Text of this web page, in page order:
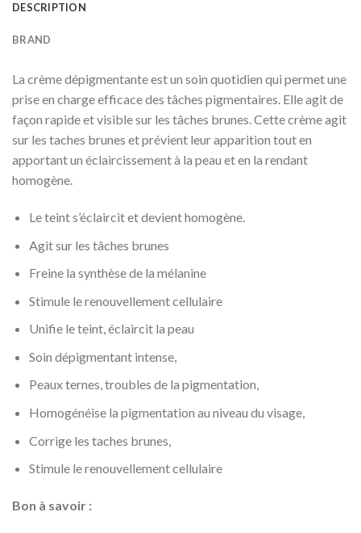
DESCRIPTION
BRAND
La crème dépigmentante est un soin quotidien qui permet une
prise en charge efficace des tâches pigmentaires. Elle agit de
façon rapide et visible sur les tâches brunes. Cette crème agit
sur les taches brunes et prévient leur apparition tout en
apportant un éclaircissement à la peau et en la rendant
homogène.
Le teint s’éclaircit et devient homogène.
Agit sur les tâches brunes
Freine la synthèse de la mélanine
Stimule le renouvellement cellulaire
Unifie le teint, éclaircit la peau
Soin dépigmentant intense,
Peaux ternes, troubles de la pigmentation,
Homogénéise la pigmentation au niveau du visage,
Corrige les taches brunes,
Stimule le renouvellement cellulaire
Bon à savoir :